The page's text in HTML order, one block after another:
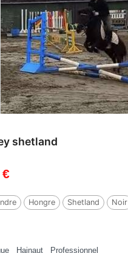
shetland
€
Hongre Shetland Noir
Hainaut Professionnel